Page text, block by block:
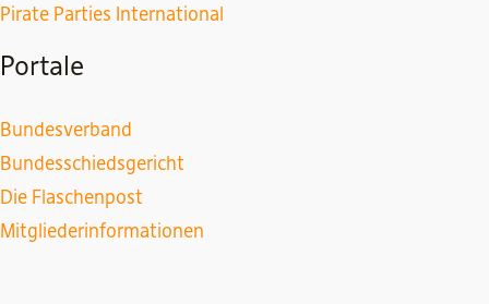
Pirate Parties International
Portale
Bundesverband
Bundesschiedsgericht
Die Flaschenpost
Mitgliederinformationen